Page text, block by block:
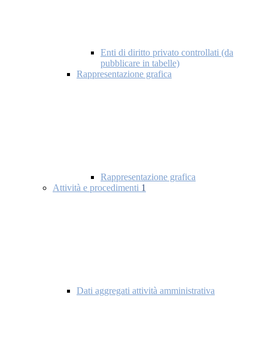
Enti di diritto privato controllati (da
pubblicare in tabelle)
Rappresentazione grafica
Rappresentazione grafica
Attività e procedimenti 1
Dati aggregati attività amministrativa